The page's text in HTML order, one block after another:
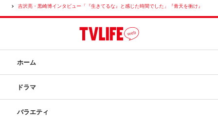
吉沢亮・黒崎博インタビュー「『生きてるな』と感じた時間でした」『青天を衝け』
ホーム
ドラマ
バラエティ